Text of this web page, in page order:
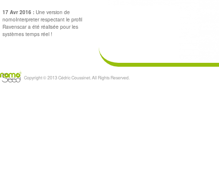
17 Avr 2016 : Une version de
nomoInterpreter respectant le profil
Ravenscar a été réalisée pour les
systèmes temps réel !
Copyright © 2013 Cédric Coussinet. All Rights Reserved.